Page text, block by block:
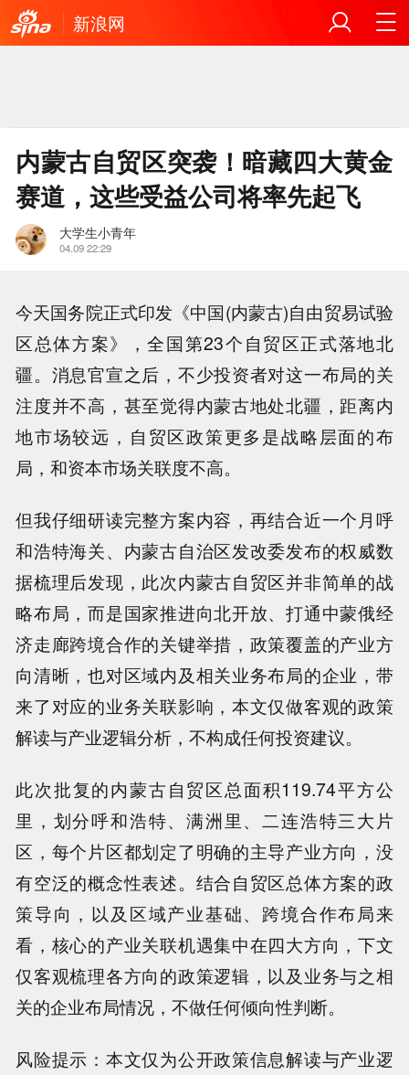
新浪网
内蒙古自贸区突袭！暗藏四大黄金
赛道，这些受益公司将率先起飞
大学生小青年
04.09 22:29
今天国务院正式印发《中国(内蒙古)自由贸易试验
区总体方案》，全国第23个自贸区正式落地北
疆。消息官宣之后，不少投资者对这一布局的关
注度并不高，甚至觉得内蒙古地处北疆，距离内
地市场较远，自贸区政策更多是战略层面的布
局，和资本市场关联度不高。
但我仔细研读完整方案内容，再结合近一个月呼
和浩特海关、内蒙古自治区发改委发布的权威数
据梳理后发现，此次内蒙古自贸区并非简单的战
略布局，而是国家推进向北开放、打通中蒙俄经
济走廊跨境合作的关键举措，政策覆盖的产业方
向清晰，也对区域内及相关业务布局的企业，带
来了对应的业务关联影响，本文仅做客观的政策
解读与产业逻辑分析，不构成任何投资建议。
此次批复的内蒙古自贸区总面积119.74平方公
里，划分呼和浩特、满洲里、二连浩特三大片
区，每个片区都划定了明确的主导产业方向，没
有空泛的概念性表述。结合自贸区总体方案的政
策导向，以及区域产业基础、跨境合作布局来
看，核心的产业关联机遇集中在四大方向，下文
仅客观梳理各方向的政策逻辑，以及业务与之相
关的企业布局情况，不做任何倾向性判断。
风险提示：本文仅为公开政策信息解读与产业逻